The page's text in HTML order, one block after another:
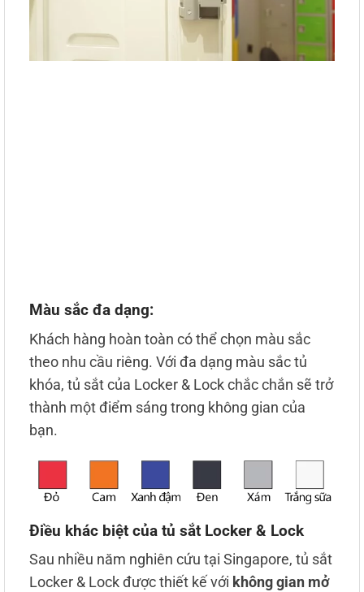
Màu sắc đa dạng:
Khách hàng hoàn toàn có thể chọn màu sắc
theo nhu cầu riêng. Với đa dạng màu sắc tủ
khóa, tủ sắt của Locker & Lock chắc chắn sẽ trở
thành một điểm sáng trong không gian của
bạn.
Điều khác biệt của tủ sắt Locker & Lock
Sau nhiều năm nghiên cứu tại Singapore, tủ sắt
Locker & Lock được thiết kế với không gian mở